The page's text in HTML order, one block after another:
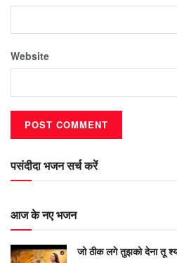
Website
पसंदीदा भजन सर्च करें
आज के नए भजन
जो ठीक लगे तुझको देना तू